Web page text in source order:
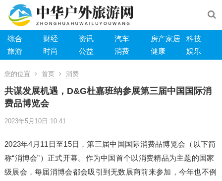
综合 财经 资讯 汽车 房产家居
科技
旅游
时尚 公益 消费 健康 娱乐
您的位置 首页 消费
共谋发展机遇，D&G杜嘉班纳参展第三届中国国际消
费品博览会
2023年5月10日 10:41
2023年4月11日至15日，第三届中国国际消费品博览会（以下简
称“消博会”）正式开幕。作为中国首个以消费精品为主题的国家
级展会，每届消博会都会吸引到无数展商前来参加，今年也不例